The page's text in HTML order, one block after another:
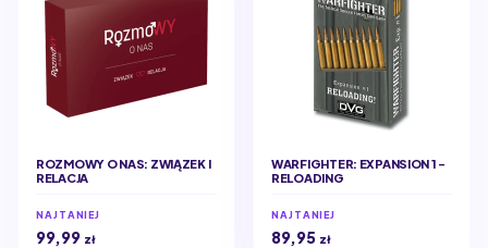
ROZMOWY O NAS: ZWIĄZEK I
RELACJA
NAJTANIEJ
99,99 zł
WARFIGHTER: EXPANSION 1 -
RELOADING
NAJTANIEJ
89,95 zł